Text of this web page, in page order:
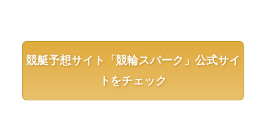
競艇予想サイト「競輪スパーク」公式サイ
トをチェック